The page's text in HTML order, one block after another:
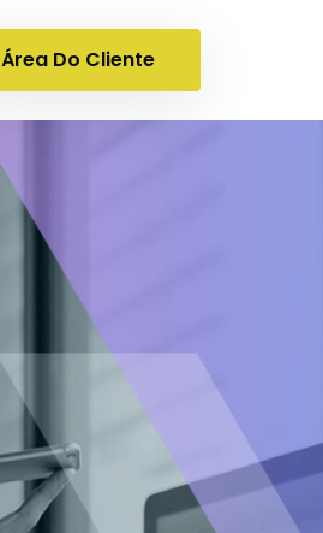
Área Do Cliente